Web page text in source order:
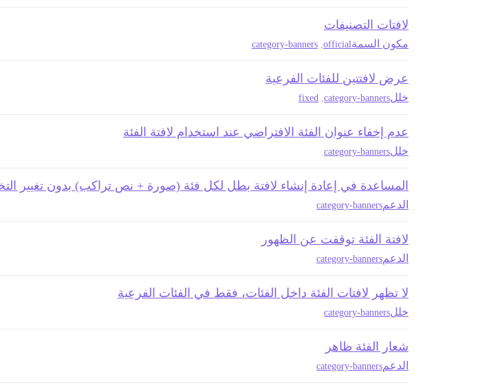
لافتات التصنيفات
مكون السمةofficial
category-banners
عرض لافتتين للفئات الفرعية
خللcategory-banners
fixed
عدم إخفاء عنوان الفئة الافتراضي عند استخدام لافتة الفئة
خللcategory-banners
المساعدة في إعادة إنشاء لافتة بطل لكل فئة (صورة + نص تراكب) بدون تغيير
الدعمcategory-banners
لافتة الفئة توقفت عن الظهور
الدعمcategory-banners
لا تظهر لافتات الفئة داخل الفئات، فقط في الفئات الفرعية
خللcategory-banners
شعار الفئة ظاهر
الدعمcategory-banners